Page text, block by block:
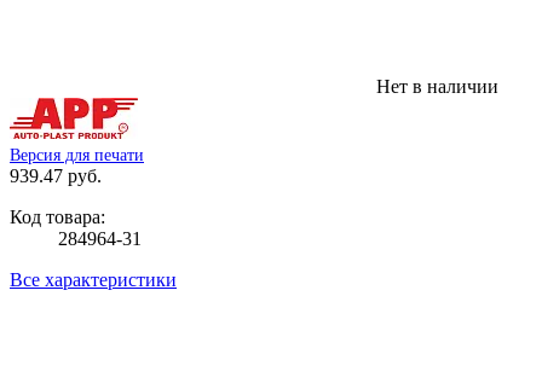
Нет в наличии
Версия для печати
939.47 руб.
Код товара:
284964-31
Все характеристики